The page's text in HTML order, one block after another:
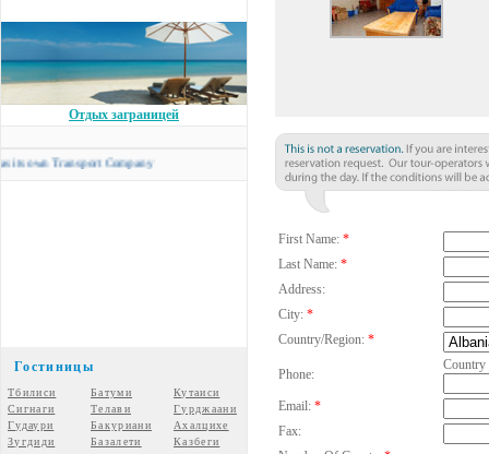
Отдых заграницей
Transport Company
Гостиницы
Тбилиси Батуми
Кутаиси
Сигнаги
Телави
Гурджаани
Гудаури
Бакуриани
Ахалцихе
Зугдиди
Базалети
Казбеги
First Name: *
Last Name: *
Address:
City: *
Country/Region: *
Phone:
Country
Email: *
Fax: